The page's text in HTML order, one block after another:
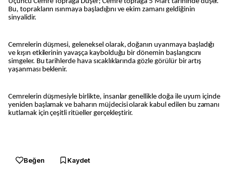
Bu, toprakların ısınmaya başladığını ve ekim zamanı geldiğinin
sinyalidir.
Cemrelerin düşmesi, geleneksel olarak, doğanın uyanmaya başladığı
ve kışın etkilerinin yavaşça kaybolduğu bir dönemin başlangıcını
simgeler. Bu tarihlerde hava sıcaklıklarında gözle görülür bir artış
yaşanması beklenir.
Cemrelerin düşmesiyle birlikte, insanlar genellikle doğa ile uyum içinde
yeniden başlamak ve baharın müjdecisi olarak kabul edilen bu zamanı
kutlamak için çeşitli ritüeller gerçekleştirir.
Beğen Kaydet